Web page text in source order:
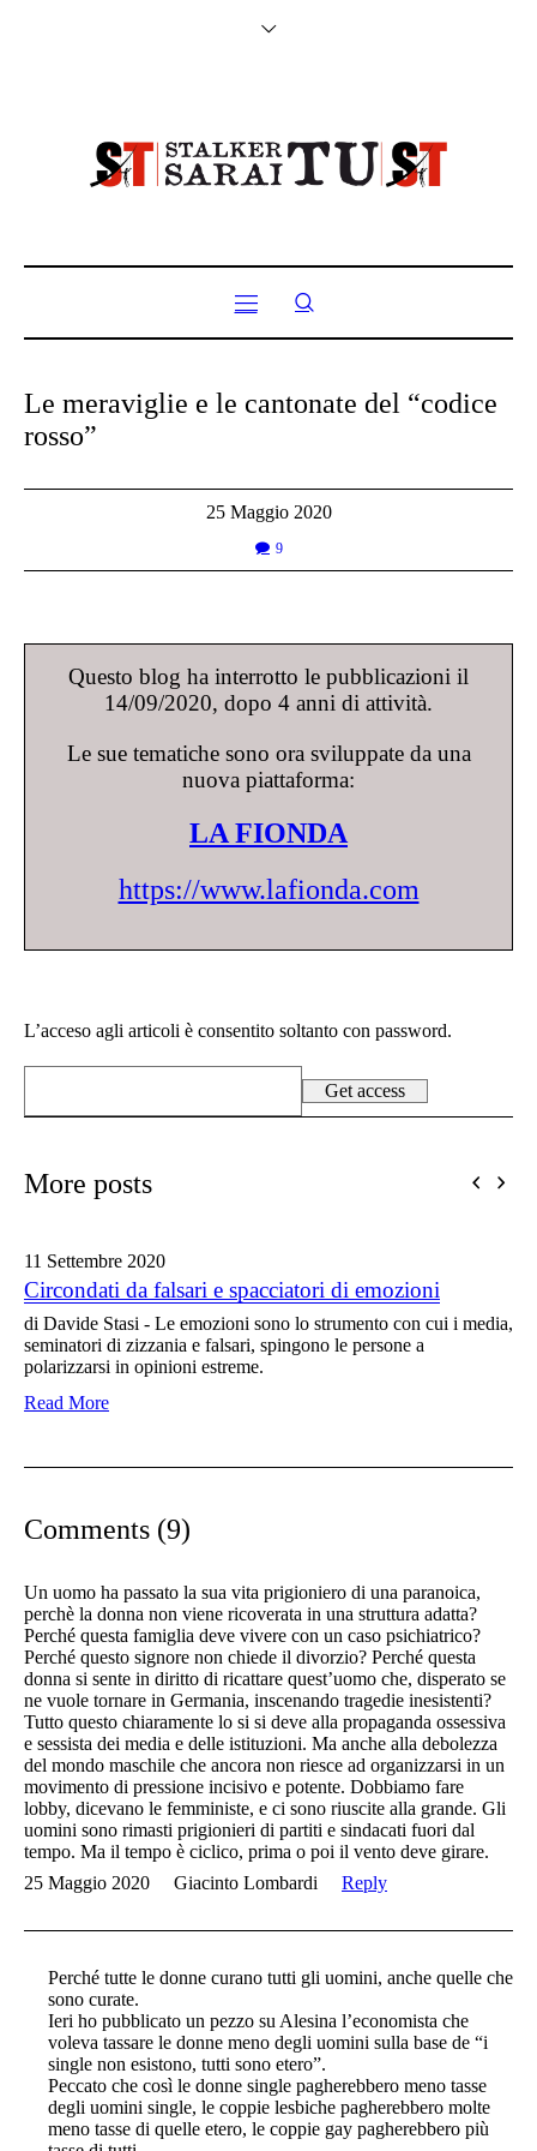
Le meraviglie e le cantonate del “codice
rosso”
25 Maggio 2020
9
Questo blog ha interrotto le pubblicazioni il
14/09/2020, dopo 4 anni di attività.
Le sue tematiche sono ora sviluppate da una
nuova piattaforma:
LA FIONDA
https://www.lafionda.com
L’acceso agli articoli è consentito soltanto con password.
More posts
11 Settembre 2020
Circondati da falsari e spacciatori di emozioni
di Davide Stasi - Le emozioni sono lo strumento con cui i media,
seminatori di zizzania e falsari, spingono le persone a
polarizzarsi in opinioni estreme.
Read More
Comments (9)
Un uomo ha passato la sua vita prigioniero di una paranoica,
perchè la donna non viene ricoverata in una struttura adatta?
Perché questa famiglia deve vivere con un caso psichiatrico?
Perché questo signore non chiede il divorzio? Perché questa
donna si sente in diritto di ricattare quest’uomo che, disperato se
ne vuole tornare in Germania, inscenando tragedie inesistenti?
Tutto questo chiaramente lo si si deve alla propaganda ossessiva
e sessista dei media e delle istituzioni. Ma anche alla debolezza
del mondo maschile che ancora non riesce ad organizzarsi in un
movimento di pressione incisivo e potente. Dobbiamo fare
lobby, dicevano le femministe, e ci sono riuscite alla grande. Gli
uomini sono rimasti prigionieri di partiti e sindacati fuori dal
tempo. Ma il tempo è ciclico, prima o poi il vento deve girare.
25 Maggio 2020
Giacinto Lombardi Reply
Perché tutte le donne curano tutti gli uomini, anche quelle che
sono curate.
Ieri ho pubblicato un pezzo su Alesina l’economista che
voleva tassare le donne meno degli uomini sulla base de “i
single non esistono, tutti sono etero”.
Peccato che così le donne single pagherebbero meno tasse
degli uomini single, le coppie lesbiche pagherebbero molte
meno tasse di quelle etero, le coppie gay pagherebbero più